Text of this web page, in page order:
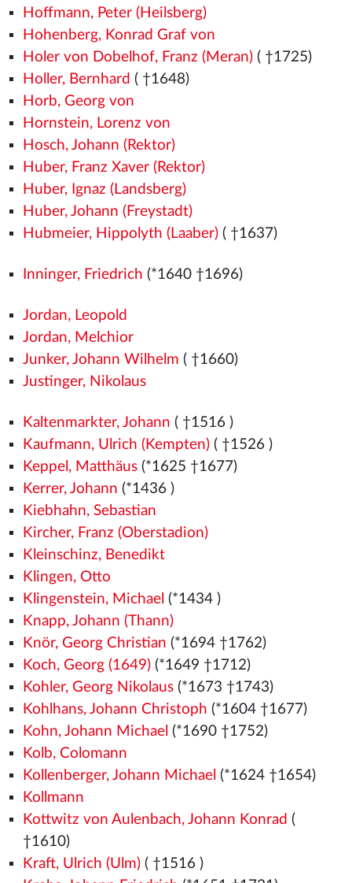
Hoffmann, Peter (Heilsberg)
Hohenberg, Konrad Graf von
Holer von Dobelhof, Franz (Meran)( †1725)
Holler, Bernhard ( †1648)
Horb, Georg von
Hornstein, Lorenz von
Hosch, Johann (Rektor)
Huber, Franz Xaver (Rektor)
Huber, Ignaz (Landsberg)
Huber, Johann (Freystadt)
Hubmeier, Hippolyth (Laaber)( †1637)
Inninger, Friedrich (*1640 †1696)
Jordan, Leopold
Jordan, Melchior
Junker, Johann Wilhelm ( †1660)
Justinger, Nikolaus
Kaltenmarkter, Johann ( †1516 )
Kaufmann, Ulrich (Kempten)( †1526 )
Keppel, Matthäus(*1625 †1677)
Kerrer, Johann (*1436 )
Kiebhahn, Sebastian
Kircher, Franz (Oberstadion)
Kleinschinz, Benedikt
Klingen, Otto
Klingenstein, Michael (*1434 )
Knapp, Johann (Thann)
Knör, Georg Christian (*1694 †1762)
Koch, Georg (1649)(*1649 †1712)
Kohler, Georg Nikolaus(*1673 †1743)
Kohlhans, Johann Christoph (*1604 †1677)
Kohn, Johann Michael (*1690 †1752)
Kolb, Colomann
Kollenberger, Johann Michael (*1624 †1654)
Kollmann
Kottwitz von Aulenbach, Johann Konrad (
†1610)
Kraft, Ulrich (Ulm)( †1516 )